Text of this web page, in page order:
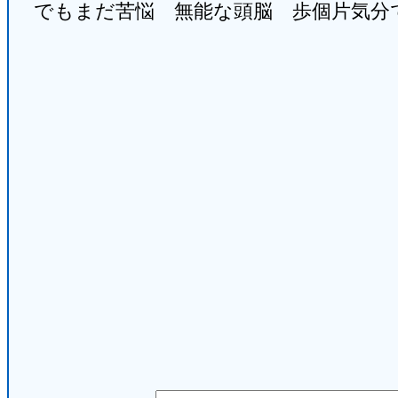
でもまだ苦悩 無能な頭脳 歩個片気分